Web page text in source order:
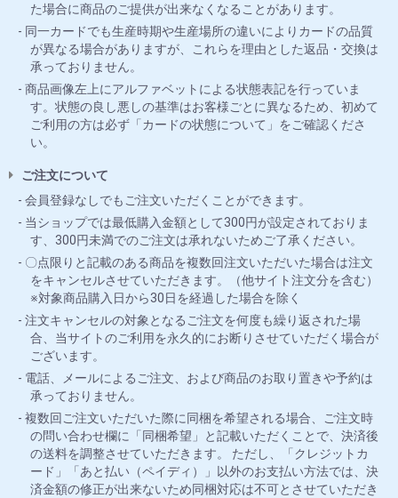
た場合に商品のご提供が出来なくなることがあります。
同一カードでも生産時期や生産場所の違いによりカードの品質
が異なる場合がありますが、これらを理由とした返品・交換は
承っておりません。
商品画像左上にアルファベットによる状態表記を行っていま
す。状態の良し悪しの基準はお客様ごとに異なるため、初めて
ご利用の方は必ず「カードの状態について」をご確認くださ
い。
ご注文について
会員登録なしでもご注文いただくことができます。
当ショップでは最低購入金額として300円が設定されておりま
す、300円未満でのご注文は承れないためご了承ください。
〇点限りと記載のある商品を複数回注文いただいた場合は注文
をキャンセルさせていただきます。（他サイト注文分を含む）
※対象商品購入日から30日を経過した場合を除く
注文キャンセルの対象となるご注文を何度も繰り返された場
合、当サイトのご利用を永久的にお断りさせていただく場合が
ございます。
電話、メールによるご注文、および商品のお取り置きや予約は
承っておりません。
複数回ご注文いただいた際に同梱を希望される場合、ご注文時
の問い合わせ欄に「同梱希望」と記載いただくことで、決済後
の送料を調整させていただきます。 ただし、「クレジットカ
ード」「あと払い（ペイディ）」以外のお支払い方法では、決
済金額の修正が出来ないため同梱対応は不可とさせていただき